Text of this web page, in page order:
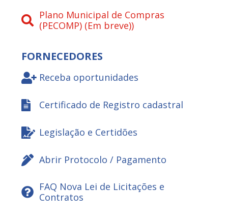
Plano Municipal de Compras
(PECOMP) (Em breve))
FORNECEDORES
Receba oportunidades
Certificado de Registro cadastral
Legislação e Certidões
Abrir Protocolo / Pagamento
FAQ Nova Lei de Licitações e
Contratos